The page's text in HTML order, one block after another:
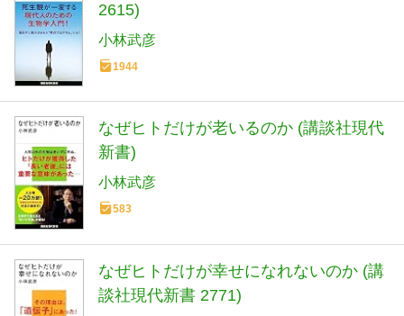
2615)
小林武彦
1944
なぜヒトだけが老いるのか (講談社現代
新書)
小林武彦
583
なぜヒトだけが幸せになれないのか (講
談社現代新書 2771)